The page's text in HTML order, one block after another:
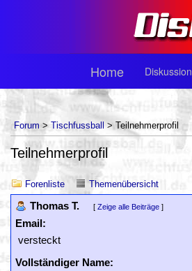
Home Diskussion
Forum > Tischfussball > Teilnehmerprofil
Teilnehmerprofil
Forenliste Themenübersicht
Thomas T. [ Zeige alle Beiträge ]
Email:
versteckt
Vollständiger Name: